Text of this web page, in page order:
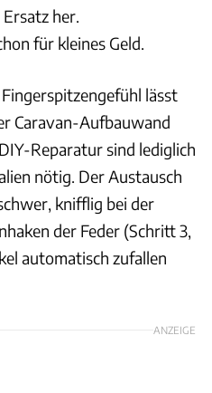
her.
für kleines Geld.
lässt
Caravan-Aufbauwand
Reparatur sind lediglich
nötig. Der Austausch
knifflig bei der
der Feder (Schritt 3,
automatisch zufallen
ANZEIGE